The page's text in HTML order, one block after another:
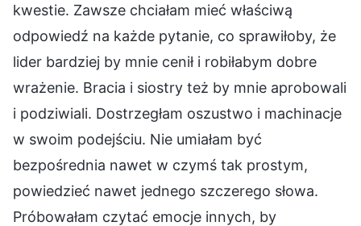
kwestie. Zawsze chciałam mieć właściwą
odpowiedź na każde pytanie, co sprawiłoby, że
lider bardziej by mnie cenił i robiłabym dobre
wrażenie. Bracia i siostry też by mnie aprobowali
i podziwiali. Dostrzegłam oszustwo i machinacje
w swoim podejściu. Nie umiałam być
bezpośrednia nawet w czymś tak prostym,
powiedzieć nawet jednego szczerego słowa.
Próbowałam czytać emocje innych, by